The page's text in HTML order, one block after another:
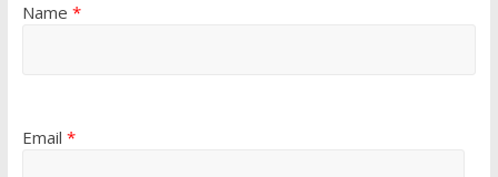
Name *
Email *